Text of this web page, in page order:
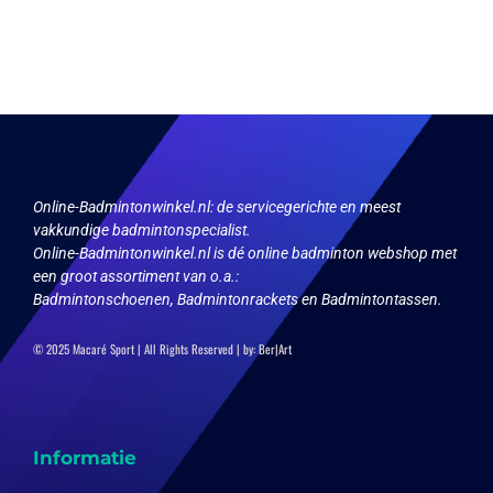
worden
productpagina
Online-Badmintonwinkel.nl:de servicegerichte en meest
vakkundige badmintonspecialist.
Online-Badmintonwinkel.nl is dé online badminton webshop met
een groot assortiment van o.a.:
Badmintonschoenen, Badmintonrackets en Badmintontassen.
© 2025 Macaré Sport | All Rights Reserved | by:Ber|Art
Informatie